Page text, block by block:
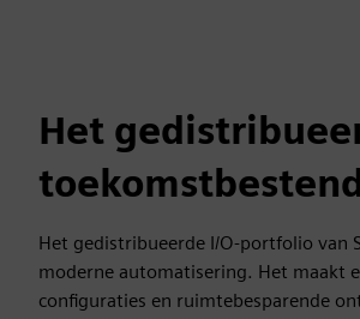
Het
Het gedistribueerde I/O-portfolio van
moderne automatisering. Het maakt
configuraties en ruimtebesparende